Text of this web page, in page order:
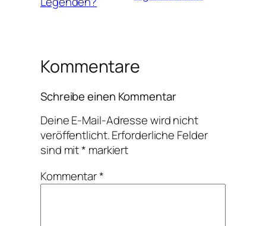
Kommentare
Schreibe einen Kommentar
Deine E-Mail-Adresse wird nicht
veröffentlicht.Erforderliche Felder
sind mit* markiert
Kommentar*